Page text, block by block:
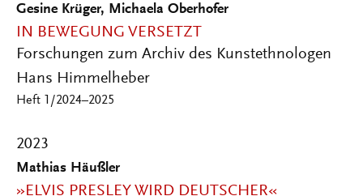
Gesine Krüger, Michaela Oberhofer
IN BEWEGUNG VERSETZT
Forschungen zum Archiv des Kunstethnologen
Hans Himmelheber
Heft 1/2024–2025
2023
Mathias Häußler
»ELVIS PRESLEY WIRD DEUTSCHER«